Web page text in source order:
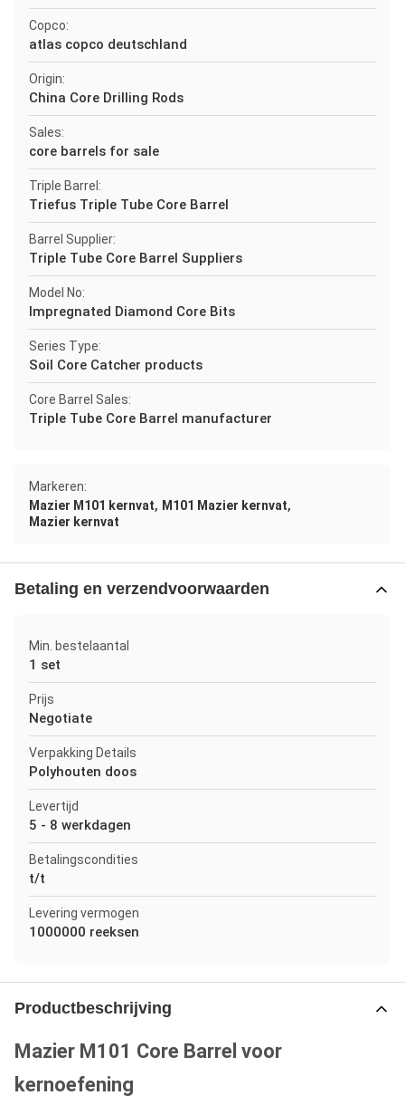
Copco:
atlas copco deutschland
Origin:
China Core Drilling Rods
Sales:
core barrels for sale
Triple Barrel:
Triefus Triple Tube Core Barrel
Barrel Supplier:
Triple Tube Core Barrel Suppliers
Model No:
Impregnated Diamond Core Bits
Series Type:
Soil Core Catcher products
Core Barrel Sales:
Triple Tube Core Barrel manufacturer
Markeren:
Mazier M101 kernvat, M101 Mazier kernvat,
Mazier kernvat
Betaling en verzendvoorwaarden
Min. bestelaantal
1 set
Prijs
Negotiate
Verpakking Details
Polyhouten doos
Levertijd
5 - 8 werkdagen
Betalingscondities
t/t
Levering vermogen
1000000 reeksen
Productbeschrijving
Mazier M101 Core Barrel voor
kernoefening